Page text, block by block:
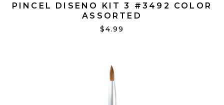
PINCEL DISENO KIT 3 #3492 COLOR
ASSORTED
$4.99